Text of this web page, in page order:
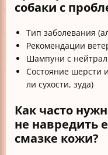
собаки с
Тип заболевания
Рекомендации
Шампуни с
Состояние шерсти
ли сухости, зуда)
Как часто
не навредить
смазке кожи?